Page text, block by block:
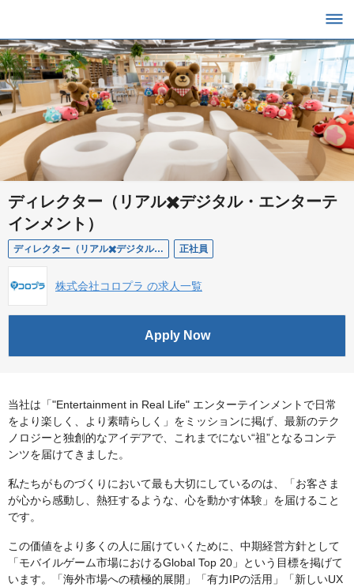
ディレクター（リアル✖️デジタル・エンターテ
インメント）
ディレクター（リアル✖️デジタル・エンターテインメント） 正社員
株式会社コロプラ の求人一覧
Apply Now
当社は「"Entertainment in Real Life" エンターテインメントで日常
をより楽しく、より素晴らしく」をミッションに掲げ、最新のテク
ノロジーと独創的なアイデアで、これまでにない“祖”となるコンテ
ンツを届けてきました。
私たちがものづくりにおいて最も大切にしているのは、「お客さま
が心から感動し、熱狂するような、心を動かす体験」を届けること
です。
この価値をより多くの人に届けていくために、中期経営方針として
「モバイルゲーム市場におけるGlobal Top 20」という目標を掲げて
います。「海外市場への積極的展開」「有力IPの活用」「新しいUX